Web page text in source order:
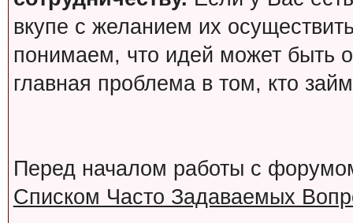
вкупе с желанием их
понимаем, что идей может быть
главная проблема в том, кто
Перед началом работы с
Списком Часто Задаваемых